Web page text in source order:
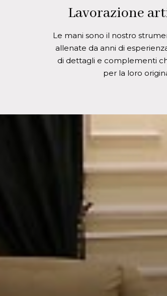
Lavorazione
Le mani sono il nostro
allenate da anni di
di dettagli e complementi
per la loro